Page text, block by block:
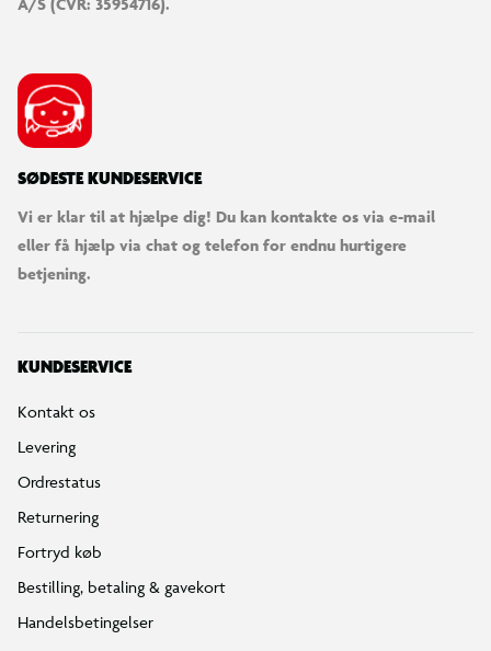
SØDESTE KUNDESERVICE
Vi er klar til at hjælpe dig! Du kan kontakte os via e-mail
eller få hjælp via chat og telefon for endnu hurtigere
betjening.
KUNDESERVICE
Kontakt os
Levering
Ordrestatus
Returnering
Fortryd køb
Bestilling, betaling & gavekort
Handelsbetingelser